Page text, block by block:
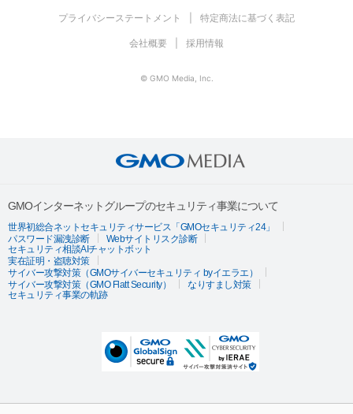
プライバシーステートメント 特定商法に基づく表記
会社概要 採用情報
© GMO Media, Inc.
GMOインターネットグループのセキュリティ事業について
世界初総合ネットセキュリティサービス「GMOセキュリティ24」
パスワード漏洩診断
Webサイトリスク診断
セキュリティ相談AIチャットボット
実在証明・盗聴対策
サイバー攻撃対策（GMOサイバーセキュリティ byイエラエ）
サイバー攻撃対策（GMO Flatt Security）
なりすまし対策
セキュリティ事業の軌跡